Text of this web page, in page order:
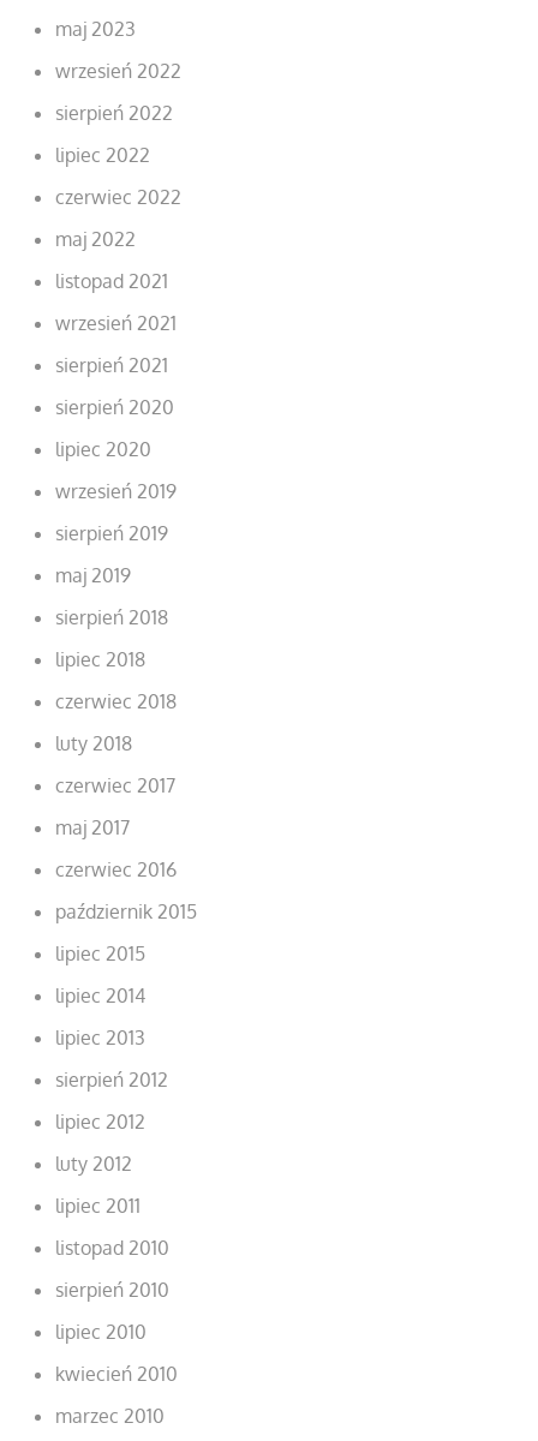
maj 2023
wrzesień 2022
sierpień 2022
lipiec 2022
czerwiec 2022
maj 2022
listopad 2021
wrzesień 2021
sierpień 2021
sierpień 2020
lipiec 2020
wrzesień 2019
sierpień 2019
maj 2019
sierpień 2018
lipiec 2018
czerwiec 2018
luty 2018
czerwiec 2017
maj 2017
czerwiec 2016
październik 2015
lipiec 2015
lipiec 2014
lipiec 2013
sierpień 2012
lipiec 2012
luty 2012
lipiec 2011
listopad 2010
sierpień 2010
lipiec 2010
kwiecień 2010
marzec 2010